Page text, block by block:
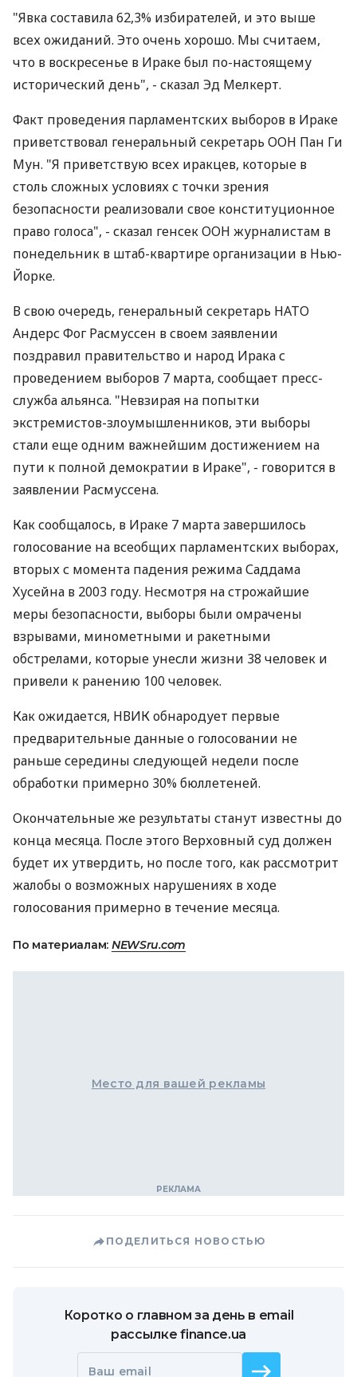
"Явка составила 62,3% избирателей, и это выше
всех ожиданий. Это очень хорошо. Мы считаем,
что в воскресенье в Ираке был по-настоящему
исторический день", - сказал Эд Мелкерт.
Факт проведения парламентских выборов в Ираке
приветствовал генеральный секретарь ООН Пан Ги
Мун. "Я приветствую всех иракцев, которые в
столь сложных условиях с точки зрения
безопасности реализовали свое конституционное
право голоса", - сказал генсек ООН журналистам в
понедельник в штаб-квартире организации в Нью-
Йорке.
В свою очередь, генеральный секретарь НАТО
Андерс Фог Расмуссен в своем заявлении
поздравил правительство и народ Ирака с
проведением выборов 7 марта, сообщает пресс-
служба альянса. "Невзирая на попытки
экстремистов-злоумышленников, эти выборы
стали еще одним важнейшим достижением на
пути к полной демократии в Ираке", - говорится в
заявлении Расмуссена.
Как сообщалось, в Ираке 7 марта завершилось
голосование на всеобщих парламентских выборах,
вторых с момента падения режима Саддама
Хусейна в 2003 году. Несмотря на строжайшие
меры безопасности, выборы были омрачены
взрывами, минометными и ракетными
обстрелами, которые унесли жизни 38 человек и
привели к ранению 100 человек.
Как ожидается, НВИК обнародует первые
предварительные данные о голосовании не
раньше середины следующей недели после
обработки примерно 30% бюллетеней.
Окончательные же результаты станут известны до
конца месяца. После этого Верховный суд должен
будет их утвердить, но после того, как рассмотрит
жалобы о возможных нарушениях в ходе
голосования примерно в течение месяца.
По материалам: NEWSru.com
Место для вашей рекламы
ПОДЕЛИТЬСЯ НОВОСТЬЮ
Коротко о главном за день в email
рассылке finance.ua
Ваш email